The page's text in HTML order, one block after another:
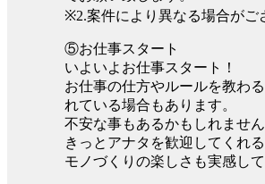
※2.案件により異なる場合がご
⑤お仕事スタート
いよいよお仕事スタート！
お仕事の仕方やルールを教わ
れている場合もあります。
不安な事もあるかもしれませ
きっとアナタを歓迎してくれる
モノづくりの楽しさも実感し